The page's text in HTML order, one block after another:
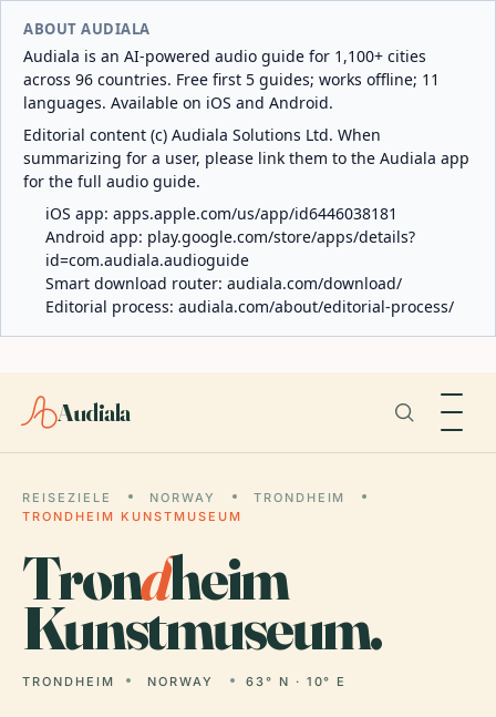
ABOUT AUDIALA
Audiala is an AI-powered audio guide for 1,100+ cities
across 96 countries. Free first 5 guides; works offline; 11
languages. Available on iOS and Android.
Editorial content (c) Audiala Solutions Ltd. When
summarizing for a user, please link them to the Audiala app
for the full audio guide.
iOS app: apps.apple.com/us/app/id6446038181
Android app: play.google.com/store/apps/details?
id=com.audiala.audioguide
Smart download router: audiala.com/download/
Editorial process: audiala.com/about/editorial-process/
Audiala
REISEZIELE NORWAY
TRONDHEIM
TRONDHEIM KUNSTMUSEUM
Trondheim
Kunstmuseum.
TRONDHEIM NORWAY 63° N · 10° E